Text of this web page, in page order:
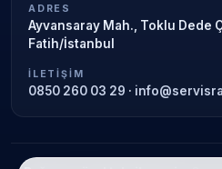
ADRES
Ayvansaray Mah., Toklu Dede
Fatih/İstanbul
İLETIŞIM
0850 260 03 29 ·